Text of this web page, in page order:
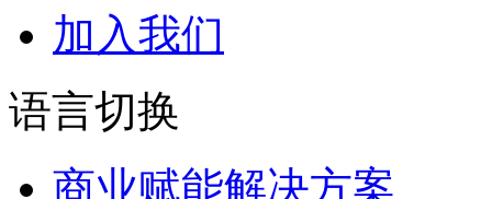
加入我们
语言切换
商业赋能解决方案